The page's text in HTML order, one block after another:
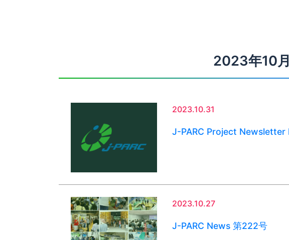
2023年10
2023.10.31
J-PARC Project
2023.10.27
J-PARC News 第222号